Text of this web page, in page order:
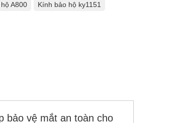
A800 Kính bảo hộ ky1151
bảo vệ mắt an toàn cho